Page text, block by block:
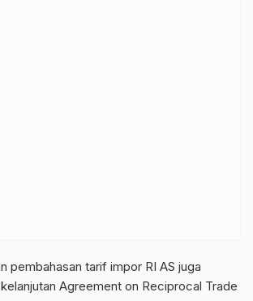
pembahasan tarif impor RI AS juga
Agreement on Reciprocal Trade